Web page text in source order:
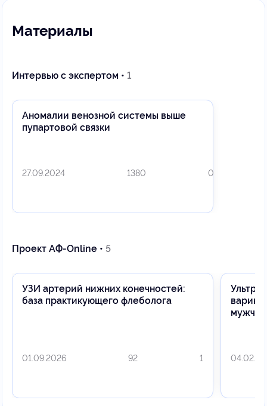
Материалы
Интервью с экспертом • 1
Аномалии венозной системы выше
пупартовой связки
27.09.2024 1380 0
Проект АФ-Online • 5
УЗИ артерий нижних конечностей:
база практикующего флеболога
01.09.2026 92 1
мужчин